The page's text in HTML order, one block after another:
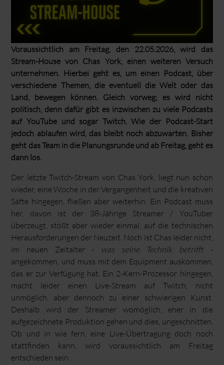
Voraussichtlich am Freitag, den 22.05.2026, wird das
Stream-House von Chas York, einen weiteren Versuch
unternehmen. Hierbei geht es, um einen Podcast, über
verschiedene Themen, die eventuell die Welt oder das
Land, bewegen können. Gleich vorweg; es wird nicht
politisch, denn dafür gibt es inzwischen zu viele Podcasts
auf YouTube und sogar Twitch. Wie der Podcast-Start
jedoch ablaufen wird, das bleibt noch abzuwarten. Bisher
geht das Team in die Planungsrunde und ab Freitag, geht es
dann los.
Der letzte Twitch-Stream von Chas York, liegt nun schon
wieder, eine Woche in der Vergangenheit und die kreativen
Säfte hingegen, fließen aber weiterhin. Ein Podcast muss
her, davon ist der 38-Jährige Streamer / YouTuber
überzeugt, stößt aber wieder einmal, auf die technischen
Herausforderungen der Neuzeit. Noch ist Chas leider nicht,
im neuen Zeitalter - was seine Technik betrifft-
angekommen, und muss mit dem Equipment auskommen,
das er zur Verfügung hat. Ein 2-Kern-Prozessor hingegen,
macht leider einen Live-Stream auf Twitch, nicht
unmöglich, aber dennoch zu einer schwierigen Kunst.
Deshalb wird der Streamer womöglich, eher in die
aufgezeichnete Produktion gehen und dies, ungeschnitten.
Ob und in wie fern, eine Live-Übertragung doch noch
stattfinden kann, wird voraussichtlich am Freitag
entschieden sein.